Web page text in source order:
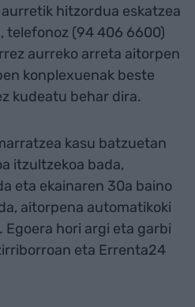
hitzordua eskatzea
telefonoz (94 406 6600)
aurreko arreta aitorpen
konplexuenak beste
kudeatu behar dira.
kasu batzuetan
itzultzekoa bada,
eta ekainaren 30a baino
aitorpena automatikoki
hori argi eta garbi
eta Errenta24